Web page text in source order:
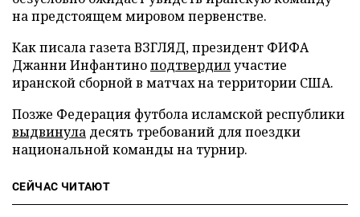
на предстоящем мировом первенстве.
Как писала газета ВЗГЛЯД, президент ФИФА
Джанни Инфантиноподтвердилучастие
иранской сборной в матчах на территории США.
Позже Федерация футбола исламской республики
выдвинула десять требований для поездки
национальной команды на турнир.
СЕЙЧАС ЧИТАЮТ